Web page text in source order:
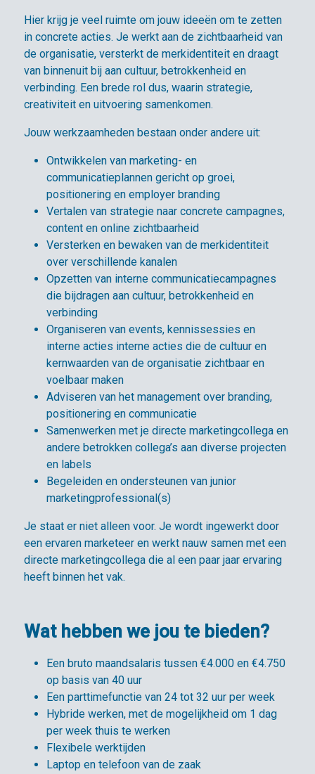
Hier krijg je veel ruimte om jouw ideeën om te zetten
in concrete acties. Je werkt aan de zichtbaarheid van
de organisatie, versterkt de merkidentiteit en draagt
van binnenuit bij aan cultuur, betrokkenheid en
verbinding. Een brede rol dus, waarin strategie,
creativiteit en uitvoering samenkomen.
Jouw werkzaamheden bestaan onder andere uit:
Ontwikkelen van marketing- en
communicatieplannen gericht op groei,
positionering en employer branding
Vertalen van strategie naar concrete campagnes,
content en online zichtbaarheid
Versterken en bewaken van de merkidentiteit
over verschillende kanalen
Opzetten van interne communicatiecampagnes
die bijdragen aan cultuur, betrokkenheid en
verbinding
Organiseren van events, kennissessies en
interne acties interne acties die de cultuur en
kernwaarden van de organisatie zichtbaar en
voelbaar maken
Adviseren van het management over branding,
positionering en communicatie
Samenwerken met je directe marketingcollega en
andere betrokken collega’s aan diverse projecten
en labels
Begeleiden en ondersteunen van junior
marketingprofessional(s)
Je staat er niet alleen voor. Je wordt ingewerkt door
een ervaren marketeer en werkt nauw samen met een
directe marketingcollega die al een paar jaar ervaring
heeft binnen het vak.
Wat hebben we jou te bieden?
Een bruto maandsalaris tussen €4.000 en €4.750
op basis van 40 uur
Een parttimefunctie van 24 tot 32 uur per week
Hybride werken, met de mogelijkheid om 1 dag
per week thuis te werken
Flexibele werktijden
Laptop en telefoon van de zaak